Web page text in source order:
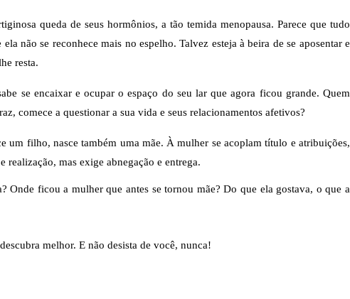
queda de seus hormônios, a tão temida menopausa. Parece que tudo
não se reconhece mais no espelho. Talvez esteja à beira de se aposentar e
resta.
se encaixar e ocupar o espaço do seu lar que agora ficou grande. Quem
comece a questionar a sua vida e seus relacionamentos afetivos?
um filho, nasce também uma mãe. À mulher se acoplam título e atribuições,
realização, mas exige abnegação e entrega.
Onde ficou a mulher que antes se tornou mãe? Do que ela gostava, o que a
melhor. E não desista de você, nunca!